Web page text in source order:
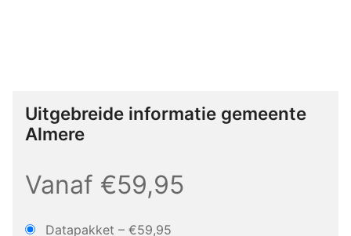
Uitgebreide informatie gemeente
Almere
Vanaf €59,95
Datapakket – €59,95